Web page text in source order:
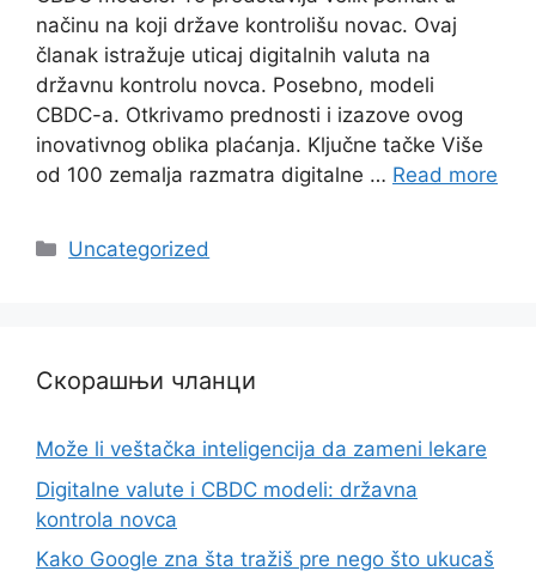
načinu na koji države kontrolišu novac. Ovaj
članak istražuje uticaj digitalnih valuta na
državnu kontrolu novca. Posebno, modeli
CBDC-a. Otkrivamo prednosti i izazove ovog
inovativnog oblika plaćanja. Ključne tačke Više
od 100 zemalja razmatra digitalne … Read more
Categories
Uncategorized
Скорашњи чланци
Može li veštačka inteligencija da zameni lekare
Digitalne valute i CBDC modeli: državna
kontrola novca
Kako Google zna šta tražiš pre nego što ukucaš